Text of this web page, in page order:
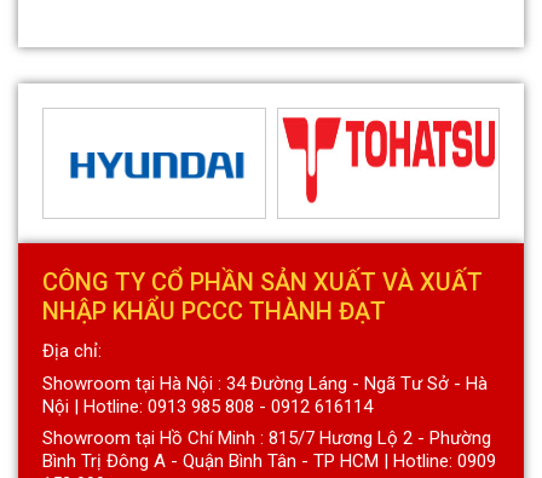
CÔNG TY CỔ PHẦN SẢN XUẤT VÀ XUẤT
NHẬP KHẨU PCCC THÀNH ĐẠT
Địa chỉ:
Showroom tại Hà Nội : 34 Đường Láng - Ngã Tư Sở - Hà
Nội | Hotline: 0913 985 808 - 0912 616114
Showroom tại Hồ Chí Minh : 815/7 Hương Lộ 2 - Phường
Bình Trị Đông A - Quận Bình Tân - TP HCM | Hotline: 0909